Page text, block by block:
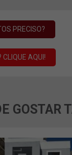
PRECISO?
CLIQUE AQUI!
GOSTAR